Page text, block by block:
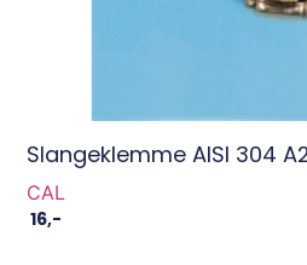
Slangeklemme AISI 304
CAL
16,-